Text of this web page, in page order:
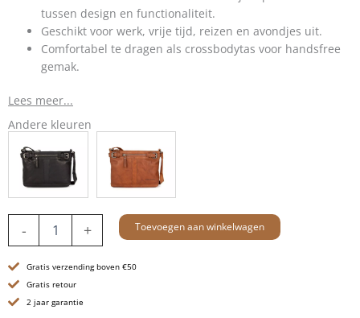
tussen design en functionaliteit.
Geschikt voor werk, vrije tijd, reizen en avondjes uit.
Comfortabel te dragen als crossbodytas voor handsfree
gemak.
Lees meer...
Andere kleuren
-
Crossbodytas
Arkansas
-
Donkerbruin
+ Toevoegen aan winkelwagen
Gratis verzending boven €50
Gratis retour
2 jaar garantie